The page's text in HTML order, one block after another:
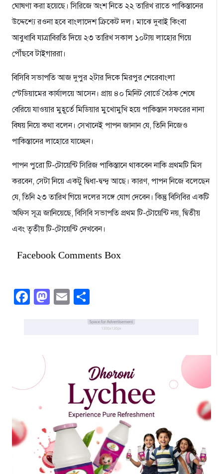
ঘোষণা করা হয়েছে। সিরিজে অংশ নিতে ২২ তারিখ রাতে পাকিস্তানের
উদ্দেশ্যে রওনা হবে বাংলাদেশ ক্রিকেট দল। মাঝে দুবাই কিংবা
আবুধাবি যাত্রাবিরতি দিয়ে ২৩ তারিখ সকাল ১০টায় লাহোর গিয়ে
পৌঁছবে টাইগাররা।
বিসিবি সভাপতি আজ দুপুর ২টার দিকে মিরপুর শেরেবাংলা
স্টেডিয়ামের কার্যালয়ে আসেন। প্রায় ৪০ মিনিট বোর্ডে বৈঠক শেষে
বেরিয়ে যাওয়ার মুহূর্তে মিডিয়ার মুখোমুখি হয়ে পাকিস্তান সফরের নানা
বিষয় নিয়ে কথা বলেন। সেখানেই পাপন জানান যে, তিনি নিজেও
পাকিস্তানের লাহোরে যাচ্ছেন।
পাপন পুরো টি-টোয়েন্টি সিরিজ পাকিস্তানে থাকবেন নাকি প্রথমটি মিস
করবেন, সেটা নিয়ে একটু দ্বিধা-দ্বন্দ্ব আছে। কারণ, পাপন নিজে বলেছেন
যে, তিনি ২৩ তারিখ গিয়ে দলের সঙ্গে যোগ দেবেন। কিন্তু বিসিবির একটি
অফিস সূত্র জানিয়েছে, বিসিবি সভাপতি প্রথম টি-টোয়েন্টি নয়, দ্বিতীয়
এবং তৃতীয় টি-টোয়েন্টি দেখবেন।
Facebook Comments Box
Facebook
Mastodon
Email